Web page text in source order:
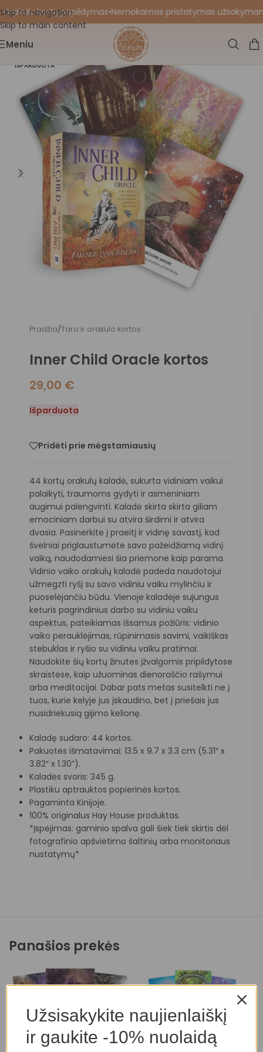
Skip to navigation
Skip to main content
kortų papildymas•Nemokamas pristatymas
Meniu
IŠPARDUOTA
Pradžia/Taro ir orakulo kortos
Inner Child Oracle kortos
29,00 €
Išparduota
Pridėti prie mėgstamiausių
44 kortų orakulų kaladė, sukurta vidiniam vaikui
palaikyti, traumoms gydyti ir asmeniniam
augimui palengvinti. Kaladė skirta skirta giliam
emociniam darbui su atvira širdimi ir atvira
dvasia. Pasinerkite į praeitį ir vidinę savastį, kad
švelniai priglaustumėte savo pažeidžiamą vidinį
vaiką, naudodamiesi šia priemone kaip parama.
Vidinio vaiko orakulų kaladė padeda naudotojui
užmegzti ryšį su savo vidiniu vaiku mylinčiu ir
puoselėjančiu būdu. Vienoje kaladėje sujungus
keturis pagrindinius darbo su vidiniu vaiku
aspektus, pateikiamas išsamus požiūris: vidinio
vaiko perauklėjimas, rūpinimasis savimi, vaikiškas
stebuklas ir ryšio su vidiniu vaiku pratimai.
Naudokite šių kortų žinutes įžvalgomis pripildytose
skraistėse, kaip užuominas dienoraščio rašymui
arba meditacijai. Dabar pats metas susitelkti ne į
tuos, kurie kelyje jus įskaudino, bet į priešais jus
nusidriekusią gijimo kelionę.
Kaladę sudaro: 44 kortos.
Pakuotės išmatavimai: 13.5 x 9.7 x 3.3 cm (5.31″ x
3.82″ x 1.30”).
Kaladės svoris: 345 g.
Plastiku aptrauktos popierinės kortos.
Pagaminta Kinijoje.
100% originalus Hay House produktas.
*Įspėjimas: gaminio spalva gali šiek tiek skirtis dėl
fotografinio apšvietimo šaltinių arba monitoriaus
nustatymų*
Panašios prekės
Užsisakykite naujienlaiškį
ir gaukite -10% nuolaidą